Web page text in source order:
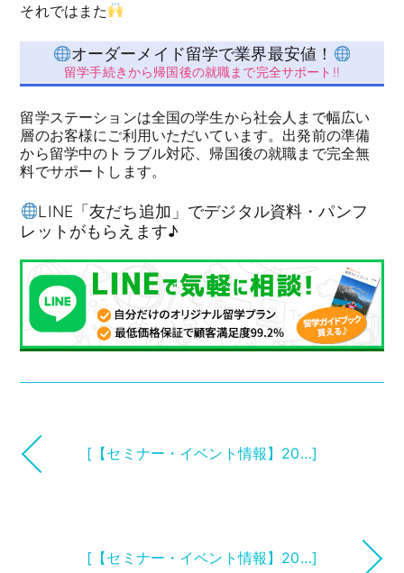
それではまた
オーダーメイド留学で業界最安値！
留学手続きから帰国後の就職まで完全サポート!!
留学ステーションは全国の学生から社会人まで幅広い
層のお客様にご利用いただいています。出発前の準備
から留学中のトラブル対応、帰国後の就職まで完全無
料でサポートします。
LINE「友だち追加」でデジタル資料・パンフ
レットがもらえます♪
[【セミナー・イベント情報】20…]
[【セミナー・イベント情報】20…]